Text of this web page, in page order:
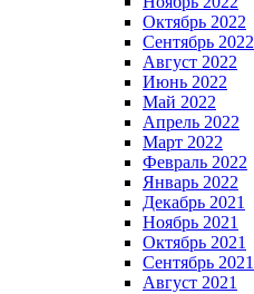
Октябрь 2022
Сентябрь 2022
Август 2022
Июнь 2022
Май 2022
Апрель 2022
Март 2022
Февраль 2022
Январь 2022
Декабрь 2021
Ноябрь 2021
Октябрь 2021
Сентябрь 2021
Август 2021